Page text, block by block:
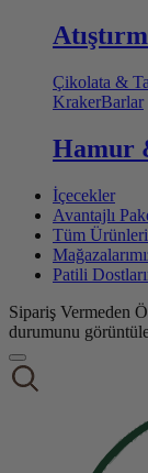
Çikolata &
KrakerBarlar
Hamur
İçecekler
Avantajlı
Tüm
Patili
Sipariş Vermeden
durumunu